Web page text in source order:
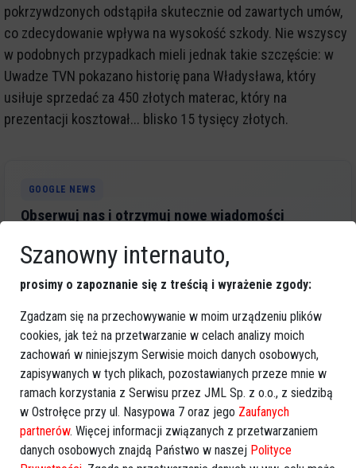
pokrzywdzonych odstąpiła skutecznie od zawartych umów,
co zdecydowanie wpływa na wysokość szkody. Nie wszyscy
w podobnych przypadkach mieli jednak takie szczęście: w
Uwadze TVN pokazano historię pana Władysława, który
usiłuje sprzedać za 450 złotych materac, który na
prezentacji kosztował... blisko 15 tysięcy złotych.
GOOGLE NEWS
Obserwuj nas i otrzymuj nowe wiadomości
Obserwuj w Google News
REKLAMA
Więcej o:Mazowieckie dba o zdrowie,Uwaga TVN
Szanowny internauto,
prosimy o zapoznanie się z treścią i wyrażenie zgody:
Zgadzam się na przechowywanie w moim urządzeniu plików
cookies, jak też na przetwarzanie w celach analizy moich
zachowań w niniejszym Serwisie moich danych osobowych,
zapisywanych w tych plikach, pozostawianych przeze mnie w
ramach korzystania z Serwisu przez JML Sp. z o.o., z siedzibą
w Ostrołęce przy ul. Nasypowa 7 oraz jego Zaufanych
partnerów. Więcej informacji związanych z przetwarzaniem
danych osobowych znajdą Państwo w naszej Polityce